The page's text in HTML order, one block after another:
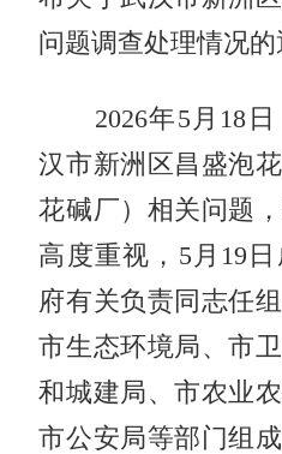
问题调查处理情况的
2026年5月18日
汉市新洲区昌盛泡
花碱厂）相关问题
高度重视，5月19
府有关负责同志任
市生态环境局、市
和城建局、市农业
市公安局等部门组